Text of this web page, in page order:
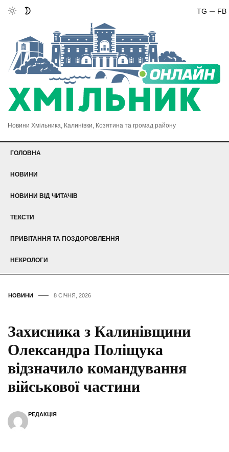
FB
TG
Новини Хмільника, Калинівки, Козятина та громад району
ГОЛОВНА
НОВИНИ
НОВИНИ ВІД ЧИТАЧІВ
ТЕКСТИ
ПРИВІТАННЯ ТА ПОЗДОРОВЛЕННЯ
НЕКРОЛОГИ
НОВИНИ 8 СІЧНЯ, 2026
Захисника з Калинівщини
Олександра Поліщука
відзначило командування
військової частини
РЕДАКЦІЯ